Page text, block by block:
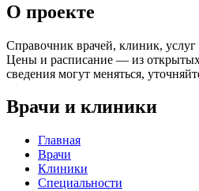
О проекте
Справочник врачей, клиник,
Цены и расписание — из
сведения могут меняться,
Врачи и клиники
Главная
Врачи
Клиники
Специальности